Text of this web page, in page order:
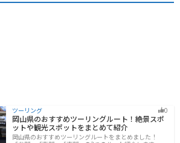
ツーリング 0
岡山県のおすすめツーリングルート！絶景スポ
ットや観光スポットをまとめて紹介
岡山県のおすすめツーリングルートをまとめました！